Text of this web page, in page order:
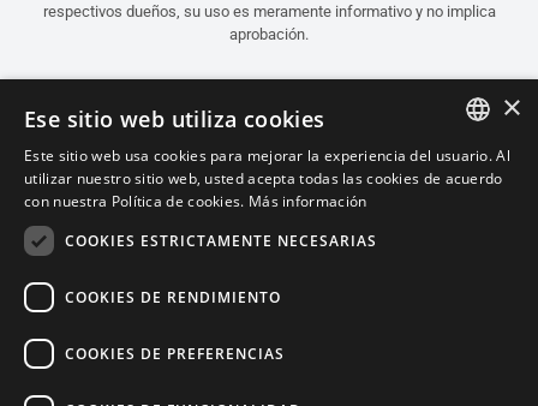
respectivos dueños, su uso es meramente informativo y no implica
aprobación.
ITALIAN
×
Ese sitio web utiliza cookies
Este sitio web usa cookies para mejorar la experiencia del usuario. Al
utilizar nuestro sitio web, usted acepta todas las cookies de acuerdo
con nuestra Política de cookies. Más información
COOKIES ESTRICTAMENTE NECESARIAS
COOKIES DE RENDIMIENTO
COOKIES DE PREFERENCIAS